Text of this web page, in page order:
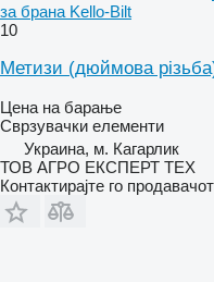
за брана Kello-Bilt
10
Метизи (дюймова
Цена на барање
Сврзувачки елементи
Украина, м. Кагарлик
ТОВ АГРО ЕКСПЕРТ ТЕХ
Контактирајте го продавачот